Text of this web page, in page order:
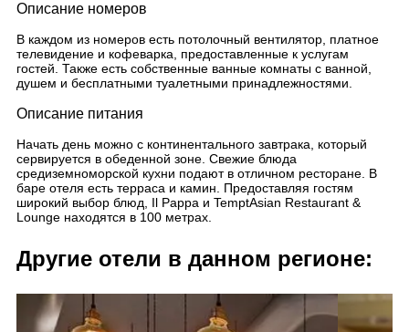
Описание номеров
В каждом из номеров есть потолочный вентилятор, платное
телевидение и кофеварка, предоставленные к услугам
гостей. Также есть собственные ванные комнаты с ванной,
душем и бесплатными туалетными принадлежностями.
Описание питания
Начать день можно с континентального завтрака, который
сервируется в обеденной зоне. Свежие блюда
средиземноморской кухни подают в отличном ресторане. В
баре отеля есть терраса и камин. Предоставляя гостям
широкий выбор блюд, Il Pappa и TemptAsian Restaurant &
Lounge находятся в 100 метрах.
Другие отели в данном регионе: